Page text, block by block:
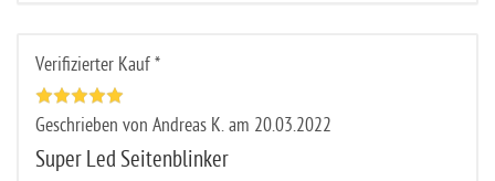
Verifizierter Kauf *
Geschrieben von Andreas K. am 20.03.2022
Super Led Seitenblinker